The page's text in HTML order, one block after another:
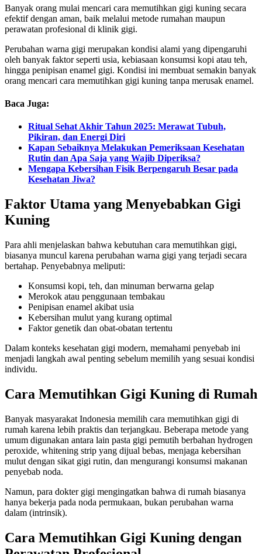
Banyak orang mulai mencari cara memutihkan gigi kuning secara
efektif dengan aman, baik melalui metode rumahan maupun
perawatan profesional di klinik gigi.
Perubahan warna gigi merupakan kondisi alami yang dipengaruhi
oleh banyak faktor seperti usia, kebiasaan konsumsi kopi atau teh,
hingga penipisan enamel gigi. Kondisi ini membuat semakin banyak
orang mencari cara memutihkan gigi kuning tanpa merusak enamel.
Baca Juga:
Ritual Sehat Akhir Tahun 2025: Merawat Tubuh,
Pikiran, dan Energi Diri
Kapan Sebaiknya Melakukan Pemeriksaan Kesehatan
Rutin dan Apa Saja yang Wajib Diperiksa?
Mengapa Kebersihan Fisik Berpengaruh Besar pada
Kesehatan Jiwa?
Faktor Utama yang Menyebabkan Gigi
Kuning
Para ahli menjelaskan bahwa kebutuhan cara memutihkan gigi,
biasanya muncul karena perubahan warna gigi yang terjadi secara
bertahap. Penyebabnya meliputi:
Konsumsi kopi, teh, dan minuman berwarna gelap
Merokok atau penggunaan tembakau
Penipisan enamel akibat usia
Kebersihan mulut yang kurang optimal
Faktor genetik dan obat-obatan tertentu
Dalam konteks kesehatan gigi modern, memahami penyebab ini
menjadi langkah awal penting sebelum memilih yang sesuai kondisi
individu.
Cara Memutihkan Gigi Kuning di Rumah
Banyak masyarakat Indonesia memilih cara memutihkan gigi di
rumah karena lebih praktis dan terjangkau. Beberapa metode yang
umum digunakan antara lain pasta gigi pemutih berbahan hydrogen
peroxide, whitening strip yang dijual bebas, menjaga kebersihan
mulut dengan sikat gigi rutin, dan mengurangi konsumsi makanan
penyebab noda.
Namun, para dokter gigi mengingatkan bahwa di rumah biasanya
hanya bekerja pada noda permukaan, bukan perubahan warna
dalam (intrinsik).
Cara Memutihkan Gigi Kuning dengan